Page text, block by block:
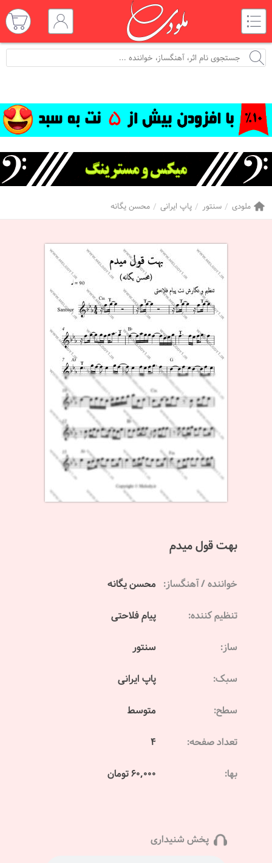
ملودی سنتور پاپ ایرانی محسن یگانه
بهت قول میدم
خواننده / آهنگساز: محسن یگانه
تنظیم کننده: پیام فلاحتی
ساز: سنتور
سبک: پاپ ایرانی
سطح: متوسط
تعداد صفحه: 4
بها: 60,000 تومان
پخش شنیداری